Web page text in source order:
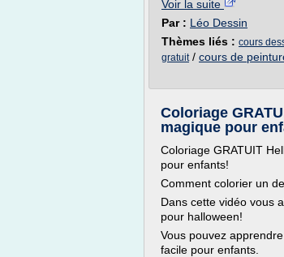
Voir la suite
Par : Léo Dessin
Thèmes liés : cours
gratuit/ cours de
Coloriage
magique pour
Coloriage GRATUIT
pour enfants!
Comment colorier un
Dans cette vidéo vous
pour halloween!
Vous pouvez
facile pour enfants.